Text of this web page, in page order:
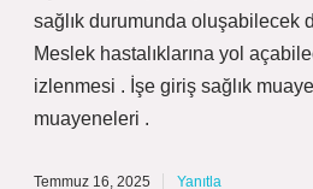
sağlık durumunda oluşabilecek
Meslek hastalıklarına yol
izlenmesi . İşe giriş sağlık
muayeneleri .
Temmuz 16, 2025 Yanıtla